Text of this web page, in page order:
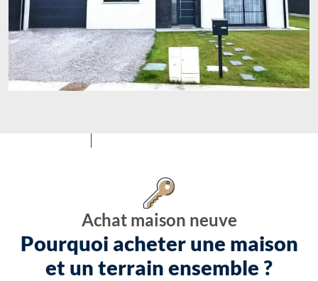
Achat maison neuve
Pourquoi acheter une maison
et un terrain ensemble ?